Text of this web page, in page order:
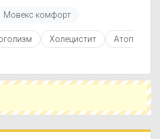
ознакомиться с
показаниями и
При необходимости вы
аналоги Мовекс актив с
актив в ближайшей
город и сравните
вариант по цене и
Мовекс комфорт
Холецистит